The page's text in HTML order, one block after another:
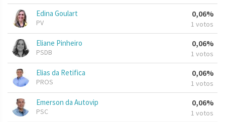
Edina Goulart
PV
0,06%
1 votos
Eliane Pinheiro
PSDB
0,06%
1 votos
Elias da Retifica
PROS
0,06%
1 votos
Emerson da Autovip
PSC
0,06%
1 votos